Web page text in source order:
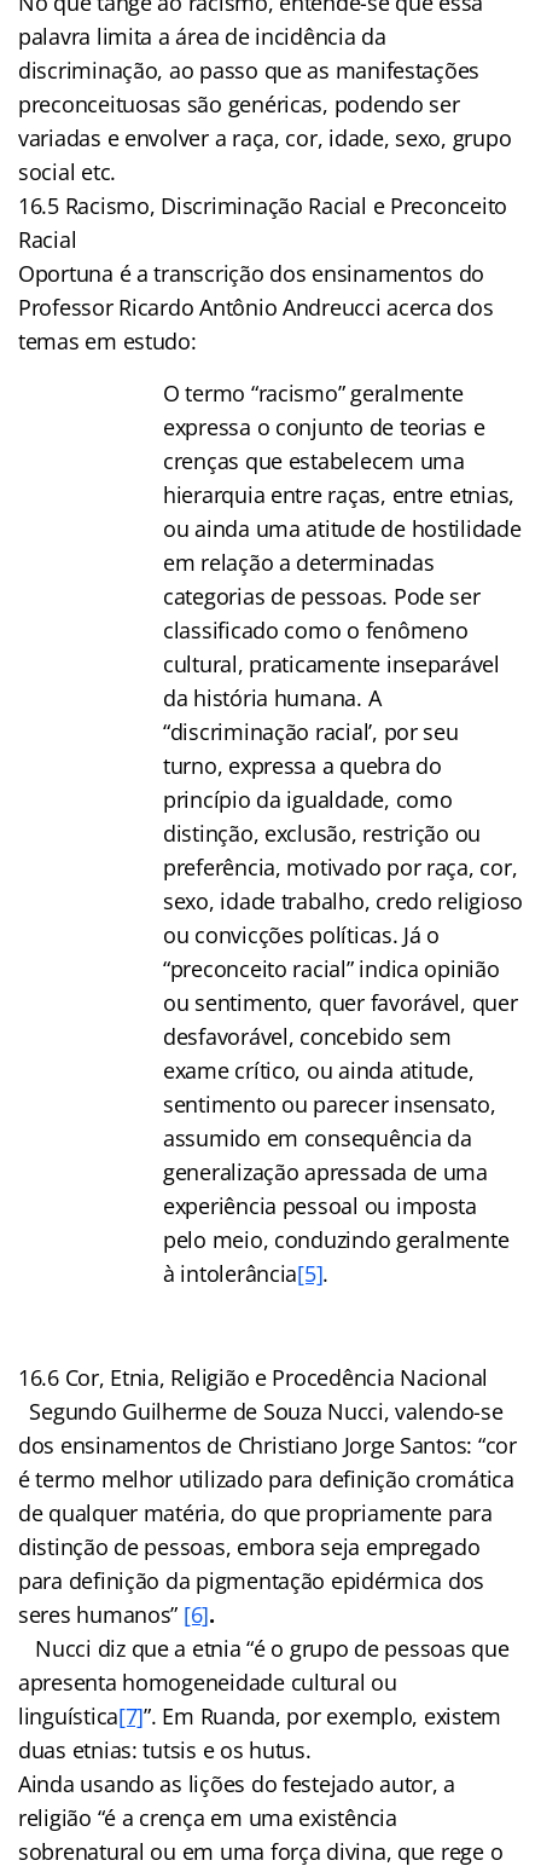
palavra limita a área de incidência da
discriminação, ao passo que as manifestações
preconceituosas são genéricas, podendo ser
variadas e envolver a raça, cor, idade, sexo, grupo
social etc.
16.5 Racismo, Discriminação Racial e Preconceito
Racial
Oportuna é a transcrição dos ensinamentos do
Professor Ricardo Antônio Andreucci acerca dos
temas em estudo:
O termo “racismo” geralmente
expressa o conjunto de teorias e
crenças que estabelecem uma
hierarquia entre raças, entre etnias,
ou ainda uma atitude de hostilidade
em relação a determinadas
categorias de pessoas. Pode ser
classificado como o fenômeno
cultural, praticamente inseparável
da história humana. A
“discriminação racial’, por seu
turno, expressa a quebra do
princípio da igualdade, como
distinção, exclusão, restrição ou
preferência, motivado por raça, cor,
sexo, idade trabalho, credo religioso
ou convicções políticas. Já o
“preconceito racial” indica opinião
ou sentimento, quer favorável, quer
desfavorável, concebido sem
exame crítico, ou ainda atitude,
sentimento ou parecer insensato,
assumido em consequência da
generalização apressada de uma
experiência pessoal ou imposta
pelo meio, conduzindo geralmente
à intolerância[5].
16.6 Cor, Etnia, Religião e Procedência Nacional
Segundo Guilherme de Souza Nucci, valendo-se
dos ensinamentos de Christiano Jorge Santos: “cor
é termo melhor utilizado para definição cromática
de qualquer matéria, do que propriamente para
distinção de pessoas, embora seja empregado
para definição da pigmentação epidérmica dos
seres humanos” [6].
Nucci diz que a etnia “é o grupo de pessoas que
apresenta homogeneidade cultural ou
linguística[7]”. Em Ruanda, por exemplo, existem
duas etnias: tutsis e os hutus.
Ainda usando as lições do festejado autor, a
religião “é a crença em uma existência
sobrenatural ou em uma força divina, que rege o